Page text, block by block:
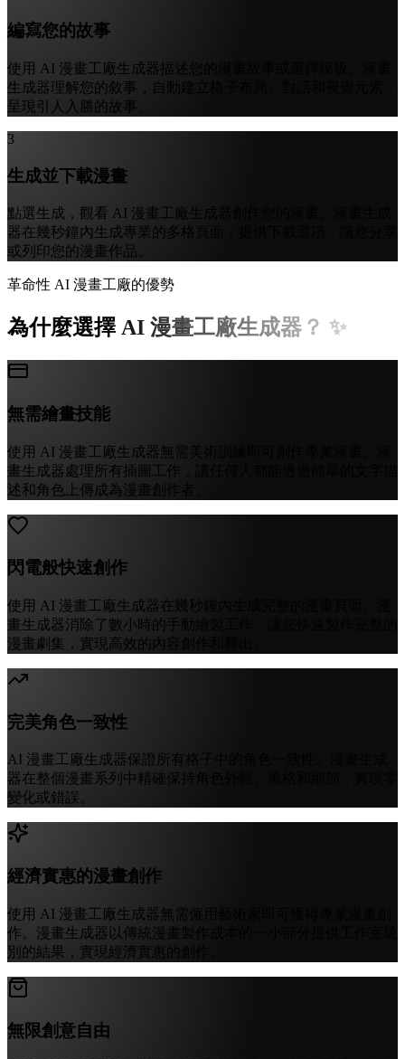
編寫您的故事
使用 AI 漫畫工廠生成器描述您的漫畫故事或選擇模板。漫畫
生成器理解您的敘事，自動建立格子布局、對話和視覺元素，
呈現引人入勝的故事。
3
生成並下載漫畫
點選生成，觀看 AI 漫畫工廠生成器創作您的漫畫。漫畫生成
器在幾秒鐘內生成專業的多格頁面，提供下載選項，讓您分享
或列印您的漫畫作品。
革命性 AI 漫畫工廠的優勢
為什麼選擇 AI 漫畫工廠生成器？ ✨
無需繪畫技能
使用 AI 漫畫工廠生成器無需美術訓練即可創作專業漫畫。漫
畫生成器處理所有插圖工作，讓任何人都能透過簡單的文字描
述和角色上傳成為漫畫創作者。
閃電般快速創作
使用 AI 漫畫工廠生成器在幾秒鐘內生成完整的漫畫頁面。漫
畫生成器消除了數小時的手動繪製工作，讓您快速製作完整的
漫畫劇集，實現高效的內容創作和釋出。
完美角色一致性
AI 漫畫工廠生成器保證所有格子中的角色一致性。漫畫生成
器在整個漫畫系列中精確保持角色外觀、風格和細節，實現零
變化或錯誤。
經濟實惠的漫畫創作
使用 AI 漫畫工廠生成器無需僱用藝術家即可獲得專業漫畫創
作。漫畫生成器以傳統漫畫製作成本的一小部分提供工作室級
別的結果，實現經濟實惠的創作。
無限創意自由